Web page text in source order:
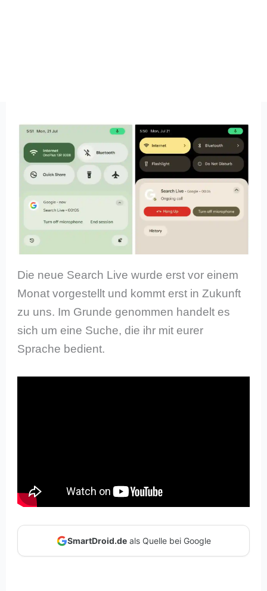
Die neue Search Live wurde erst vor einem
Monat vorgestellt und kommt erst in Zukunft
zu uns. Im Grunde genommen handelt es
sich um eine Suche, die ihr mit eurer
Sprache bedient.
SmartDroid.deals Quelle bei Google